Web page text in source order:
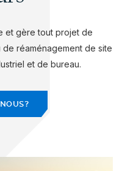
et gère tout projet de
réaménagement de site
et de bureau.